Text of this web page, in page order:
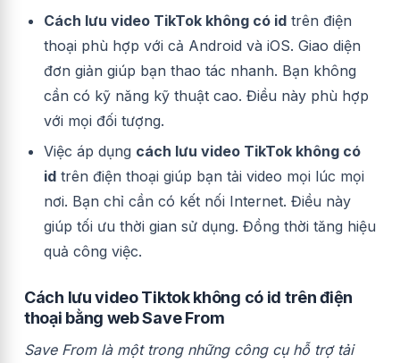
Cách lưu video TikTok không có id trên điện
thoại phù hợp với cả Android và iOS. Giao diện
đơn giản giúp bạn thao tác nhanh. Bạn không
cần có kỹ năng kỹ thuật cao. Điều này phù hợp
với mọi đối tượng.
Việc áp dụng cách lưu video TikTok không có
id trên điện thoại giúp bạn tải video mọi lúc mọi
nơi. Bạn chỉ cần có kết nối Internet. Điều này
giúp tối ưu thời gian sử dụng. Đồng thời tăng hiệu
quả công việc.
Cách lưu video Tiktok không có id trên điện
thoại bằng web Save From
Save From là một trong những công cụ hỗ trợ tải